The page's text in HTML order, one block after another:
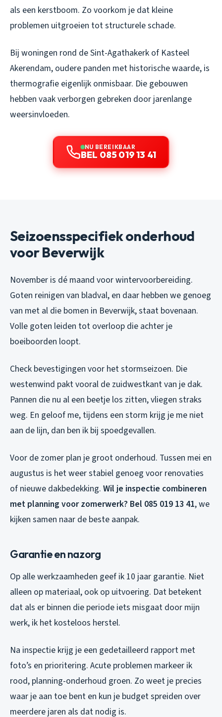
als een kerstboom. Zo voorkom je dat kleine
problemen uitgroeien tot structurele schade.
Bij woningen rond de Sint-Agathakerk of Kasteel
Akerendam, oudere panden met historische waarde, is
thermografie eigenlijk onmisbaar. Die gebouwen
hebben vaak verborgen gebreken door jarenlange
weersinvloeden.
NU BEREIKBAAR
BEL 085 019 13 41
Seizoensspecifiek onderhoud
voor Beverwijk
November is dé maand voor wintervoorbereiding.
Goten reinigen van bladval, en daar hebben we genoeg
van met al die bomen in Beverwijk, staat bovenaan.
Volle goten leiden tot overloop die achter je
boeiboorden loopt.
Check bevestigingen voor het stormseizoen. Die
westenwind pakt vooral de zuidwestkant van je dak.
Pannen die nu al een beetje los zitten, vliegen straks
weg. En geloof me, tijdens een storm krijg je me niet
aan de lijn, dan ben ik bij spoedgevallen.
Voor de zomer plan je groot onderhoud. Tussen mei en
augustus is het weer stabiel genoeg voor renovaties
of nieuwe dakbedekking. Wil je inspectie combineren
met planning voor zomerwerk? Bel 085 019 13 41, we
kijken samen naar de beste aanpak.
Garantie en nazorg
Op alle werkzaamheden geef ik 10 jaar garantie. Niet
alleen op materiaal, ook op uitvoering. Dat betekent
dat als er binnen die periode iets misgaat door mijn
werk, ik het kosteloos herstel.
Na inspectie krijg je een gedetailleerd rapport met
foto’s en prioritering. Acute problemen markeer ik
rood, planning-onderhoud groen. Zo weet je precies
waar je aan toe bent en kun je budget spreiden over
meerdere jaren als dat nodig is.